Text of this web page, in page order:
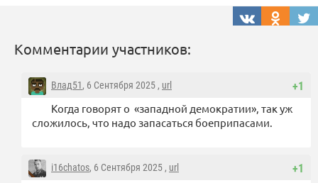
Комментарии участников:
+1
Влад51, 6 Сентября 2025 , url
Когда говорят о «западной демократии», так уж
сложилось, что надо запасаться боеприпасами.
+1
i16chatos, 6 Сентября 2025 , url